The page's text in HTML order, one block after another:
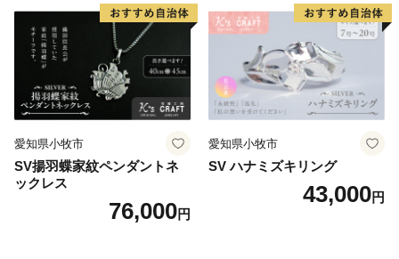
愛知県小牧市
SV揚羽蝶家紋ペンダントネ
ックレス
76,000円
愛知県小牧市
SV ハナミズキリング
43,000円